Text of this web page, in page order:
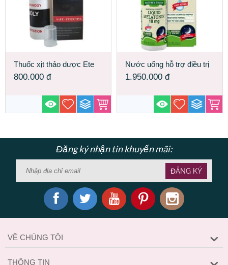
Thuốc xịt thảo dược Ete
Nanoly Made in USA đêm
dài thăng hoa
800.000 đ
Nước uống hỗ trợ điều trị
mất ngủ Liquid Melatonin
10 mg Made In USA
1.950.000 đ
Đăng ký nhận tin khuyến mãi:
ĐĂNG KÝ
VỀ CHÚNG TÔI
THÔNG TIN